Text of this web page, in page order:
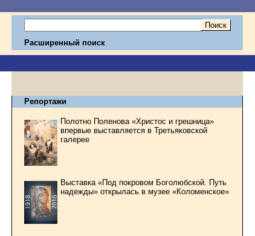
Расширенный поиск
Репортажи
Полотно Поленова «Христос и грешница»
впервые выставляется в Третьяковской
галерее
Выставка «Под покровом Боголюбской. Путь
надежды» открылась в музее «Коломенское»